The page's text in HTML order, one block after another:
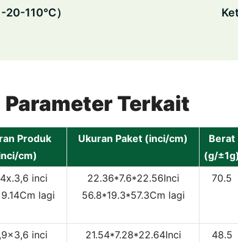
20-110℃）
Parameter Terkait
Produk
cm)
Ukuran Paket (inci/cm)
Berat
(g/±1g)
inci
lagi
22.36*7.6*22.56Inci
56.8*19.3*57.3Cm lagi
70.5
inci
21.54*7.28*22.64Inci
48.5